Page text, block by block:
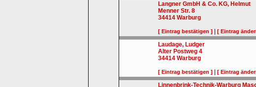
Langner GmbH & Co. KG, Helmut
Menner Str. 8
34414 Warburg
[ Eintrag bestätigen ] [ Eintrag
Laudage, Ludger
Alter Postweg 4
34414 Warburg
[ Eintrag bestätigen ] [ Eintrag
Linnenbrink-Technik-Warburg